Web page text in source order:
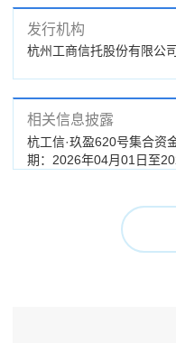
发行机构
杭州工商信托股份有限公司
相关信息披露
杭工信·玖盈620号集合资
期：2026年04月01日至